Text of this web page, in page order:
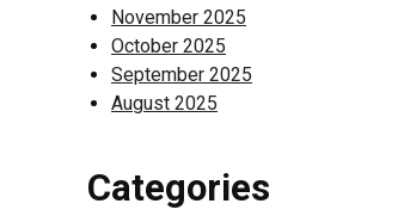
November 2025
October 2025
September 2025
August 2025
Categories